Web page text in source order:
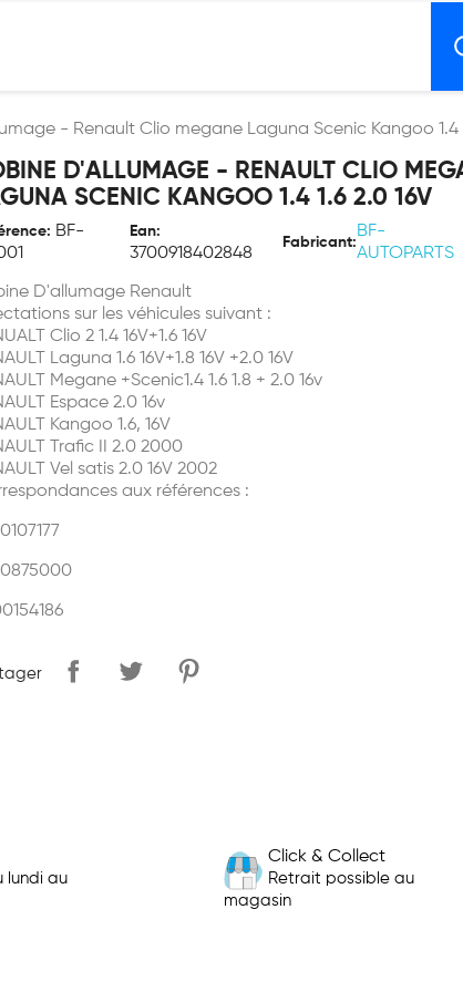
- Renault Clio megane Laguna Scenic Kangoo 1.4
D'ALLUMAGE - RENAULT CLIO
SCENIC KANGOO 1.4 1.6 2.0 16V
BF-
Ean:
3700918402848
Fabricant:
BF-
AUTOPARTS
D'allumage Renault
sur les véhicules suivant :
Clio 2 1.4 16V+1.6 16V
Laguna 1.6 16V+1.8 16V +2.0 16V
Megane +Scenic1.4 1.6 1.8 + 2.0 16v
Espace 2.0 16v
Kangoo 1.6, 16V
Trafic II 2.0 2000
Vel satis 2.0 16V 2002
aux références :
lundi au
Click & Collect
Retrait possible au
magasin